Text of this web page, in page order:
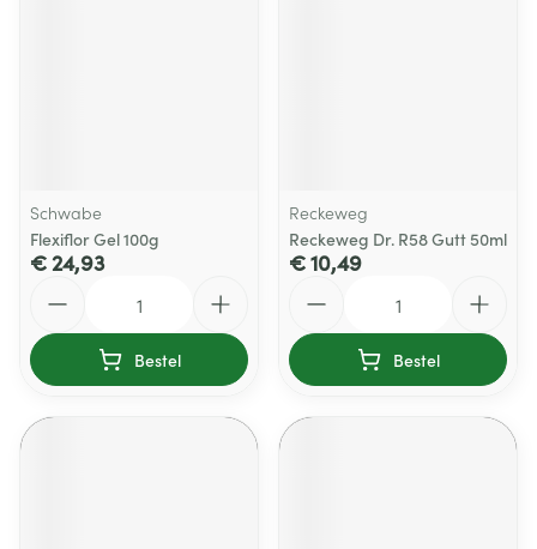
Schwabe
Flexiflor Gel 100g
€ 24,93
Bestel
Reckeweg
Reckeweg Dr. R58 Gutt 50ml
€ 10,49
Bestel